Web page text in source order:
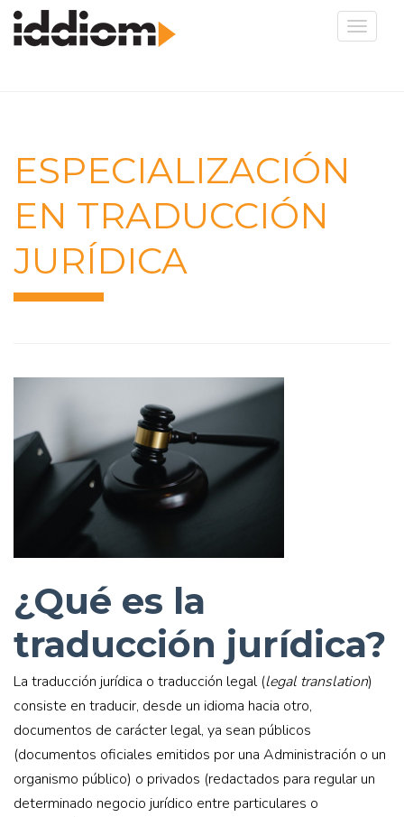
Toggle
ESPECIALIZACIÓN
EN TRADUCCIÓN
JURÍDICA
¿Qué es la
traducción jurídica?
La traducción jurídica o traducción legal (legal translation)
consiste en traducir, desde un idioma hacia otro,
documentos de carácter legal, ya sean públicos
(documentos oficiales emitidos por una Administración o un
organismo público) o privados (redactados para regular un
determinado negocio jurídico entre particulares o